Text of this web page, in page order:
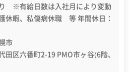
※有給日数は入社月により変動
休暇、私傷病休職 等 年間休日：
市
田区六番町2-19 PMO市ヶ谷(6階、